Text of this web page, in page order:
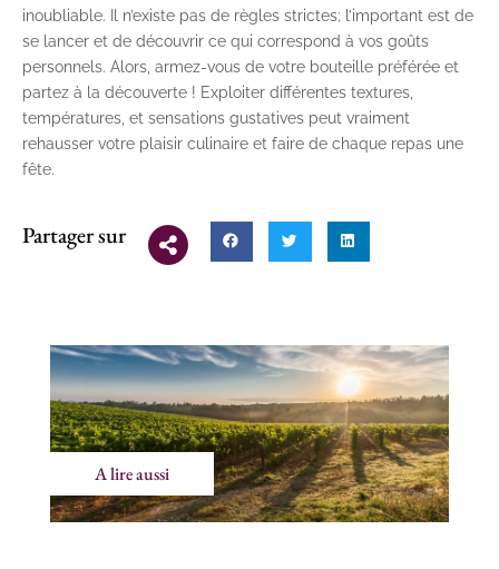
inoubliable. Il n’existe pas de règles strictes; l’important est de
se lancer et de découvrir ce qui correspond à vos goûts
personnels. Alors, armez-vous de votre bouteille préférée et
partez à la découverte ! Exploiter différentes textures,
températures, et sensations gustatives peut vraiment
rehausser votre plaisir culinaire et faire de chaque repas une
fête.
Partager sur
A lire aussi